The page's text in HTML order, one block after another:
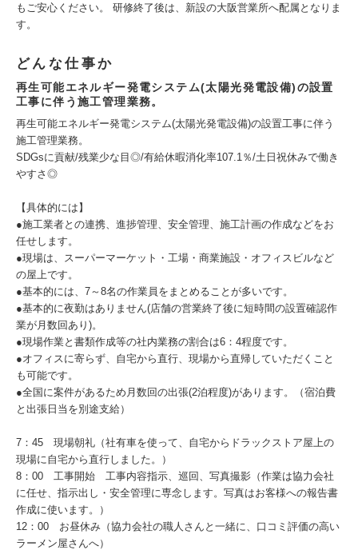
もご安心ください。 研修終了後は、新設の大阪営業所へ配属となりま
す。
どんな仕事か
再生可能エネルギー発電システム(太陽光発電設備)の設置
工事に伴う施工管理業務。
再生可能エネルギー発電システム(太陽光発電設備)の設置工事に伴う
施工管理業務。
SDGsに貢献/残業少な目◎/有給休暇消化率107.1％/土日祝休みで働き
やすさ◎
【具体的には】
●施工業者との連携、進捗管理、安全管理、施工計画の作成などをお
任せします。
●現場は、スーパーマーケット・工場・商業施設・オフィスビルなど
の屋上です。
●基本的には、7～8名の作業員をまとめることが多いです。
●基本的に夜勤はありません(店舗の営業終了後に短時間の設置確認作
業が月数回あり)。
●現場作業と書類作成等の社内業務の割合は6：4程度です。
●オフィスに寄らず、自宅から直行、現場から直帰していただくこと
も可能です。
●全国に案件があるため月数回の出張(2泊程度)があります。（宿泊費
と出張日当を別途支給）
7：45 現場朝礼（社有車を使って、自宅からドラックストア屋上の
現場に自宅から直行しました。）
8：00 工事開始 工事内容指示、巡回、写真撮影（作業は協力会社
に任せ、指示出し・安全管理に専念します。写真はお客様への報告書
作成に使います。）
12：00 お昼休み（協力会社の職人さんと一緒に、口コミ評価の高い
ラーメン屋さんへ）